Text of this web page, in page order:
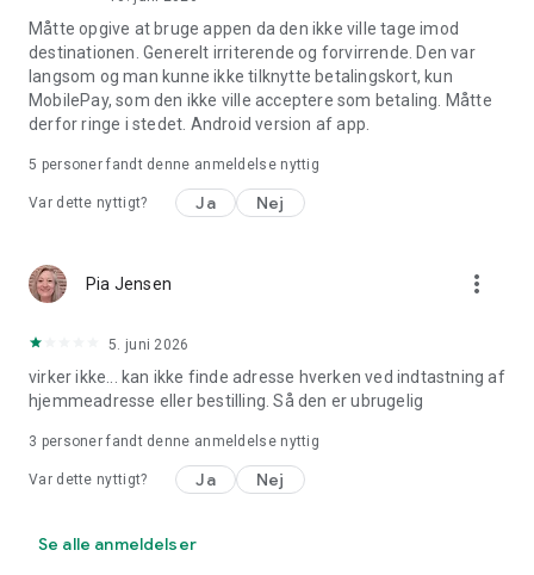
Måtte opgive at bruge appen da den ikke ville tage imod
destinationen. Generelt irriterende og forvirrende. Den var
langsom og man kunne ikke tilknytte betalingskort, kun
MobilePay, som den ikke ville acceptere som betaling. Måtte
derfor ringe i stedet. Android version af app.
5 personer fandt denne anmeldelse nyttig
Var dette nyttigt? Ja Nej
Pia Jensen more_vert
5. juni 2026
virker ikke... kan ikke finde adresse hverken ved indtastning af
hjemmeadresse eller bestilling. Så den er ubrugelig
3 personer fandt denne anmeldelse nyttig
Var dette nyttigt? Ja Nej
Se alle anmeldelser